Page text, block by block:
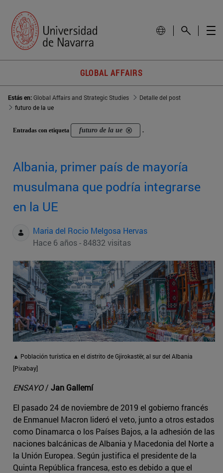
GLOBAL AFFAIRS
Estás en:Global Affairs and Strategic Studies
Detalle del post
futuro de la ue
Entradas con etiqueta futuro de la ue .
Albania, primer país de mayoría
musulmana que podría integrarse
en la UE
Maria del Rocio Melgosa Hervas
Hace 6 años - 84832 visitas
▲ Población turística en el distrito de Gjirokastër, al sur del Albania
[Pixabay]
ENSAYO/ Jan Gallemí
El pasado 24 de noviembre de 2019 el gobierno francés
de Enmanuel Macron lideró el veto, junto a otros estados
como Dinamarca o los Países Bajos, a la adhesión de las
naciones balcánicas de Albania y Macedonia del Norte a
la Unión Europea. Según justifica el presidente de la
Quinta República francesa, esto es debido a que el